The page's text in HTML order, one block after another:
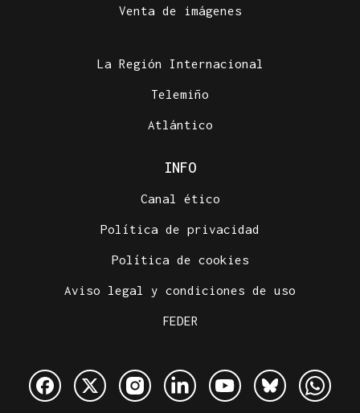
Venta de imágenes
La Región Internacional
Telemiño
Atlántico
INFO
Canal ético
Política de privacidad
Política de cookies
Aviso legal y condiciones de uso
FEDER